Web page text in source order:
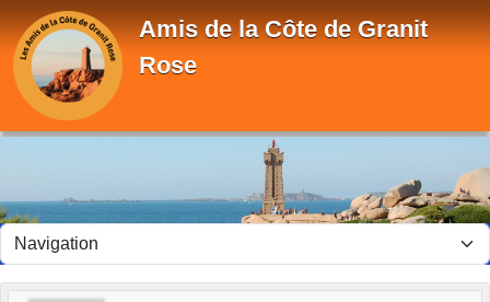
Amis de la Côte de Granit
Rose
Panneau de gestion des cookies